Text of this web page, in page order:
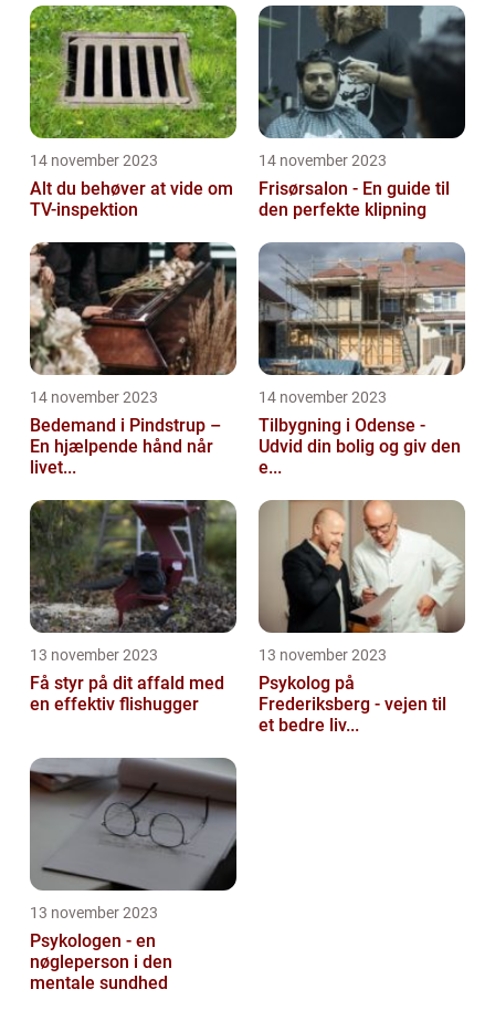
14 november 2023
Alt du behøver at vide om
TV-inspektion
14 november 2023
Frisørsalon - En guide til
den perfekte klipning
14 november 2023
Bedemand i Pindstrup –
En hjælpende hånd når
livet...
14 november 2023
Tilbygning i Odense -
Udvid din bolig og giv den
e...
13 november 2023
Få styr på dit affald med
en effektiv flishugger
13 november 2023
Psykolog på
Frederiksberg - vejen til
et bedre liv...
13 november 2023
Psykologen - en
nøgleperson i den
mentale sundhed